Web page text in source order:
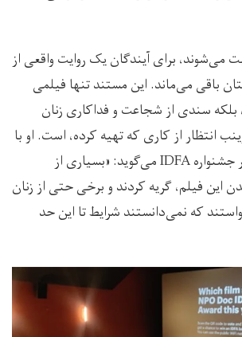
می‌شوند، برای آیندگان یک روایت واقعی از
باقی می‌ماند. این مستند تنها فیلمی
سندی از شجاعت و فداکاری زنان
انتظار از کاری که تهیه کرده، است. او با
اشاره به واکنش‌ها در جشنواره IDFA می‌گوید: «بسیاری از
این فیلم، گریه کردند و برخی حتی از زنان
که نمی‌دانستند شرایط تا این حد